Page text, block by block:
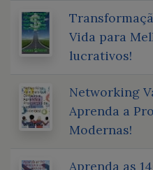
Vida para
lucrativos!
Networking
Aprenda a
Modernas!
Aprenda as